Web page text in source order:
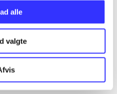
alle
valgte
på udgivelser